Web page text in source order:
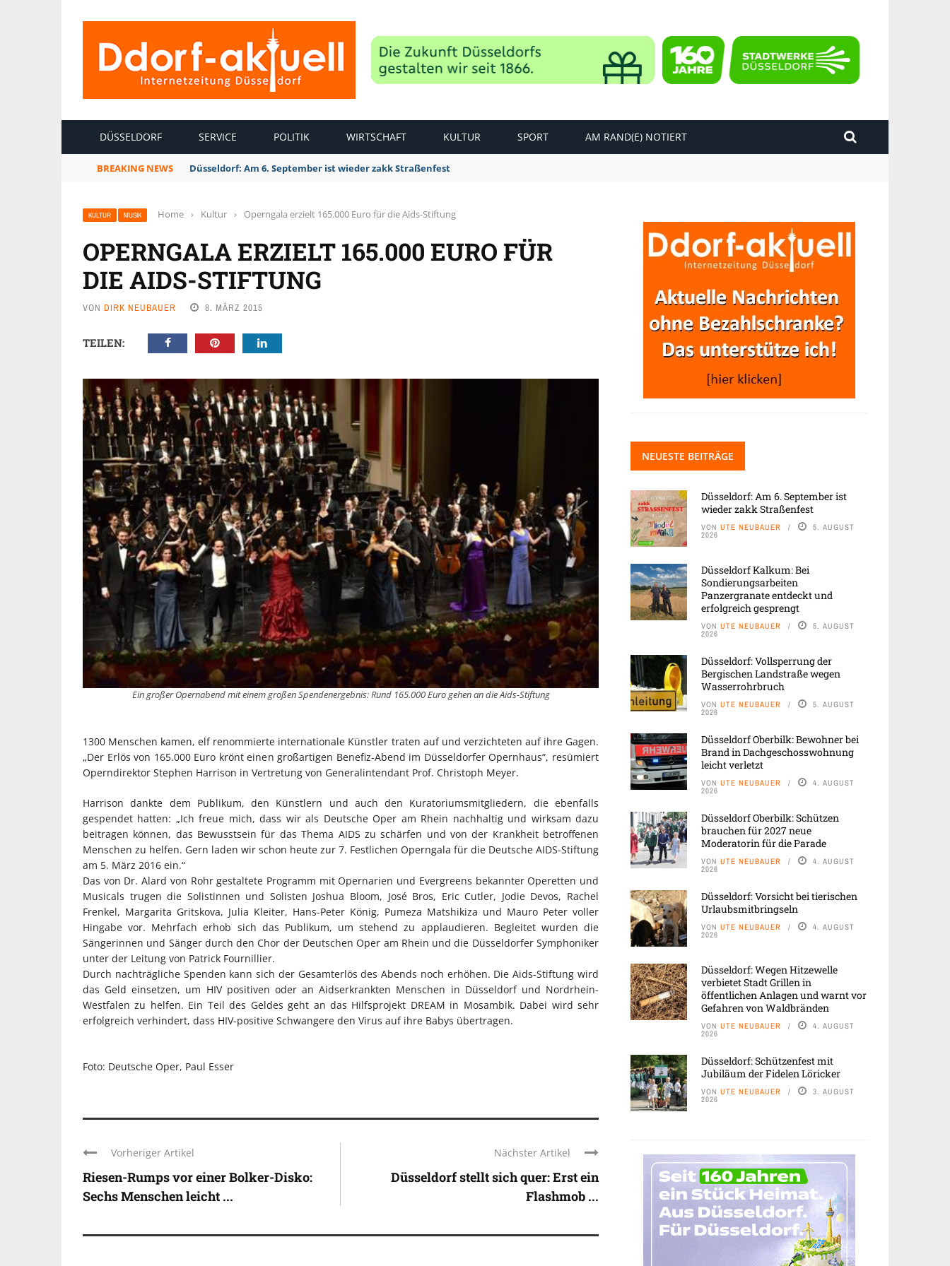
DÜSSELDORF SERVICE POLITIK WIRTSCHAFT KULTUR SPORT AM RAND(E) NOTIERT
BREAKING NEWS Düsseldorf: Am 6. September ist wieder zakk Straßenfest
KULTUR MUSIK Home › Kultur › Operngala erzielt 165.000 Euro für die Aids-Stiftung
OPERNGALA ERZIELT 165.000 EURO FÜR
DIE AIDS-STIFTUNG
VON DIRK NEUBAUER 8. MÄRZ 2015
TEILEN:
Ein großer Opernabend mit einem großen Spendenergebnis: Rund 165.000 Euro gehen an die Aids-Stiftung
1300 Menschen kamen, elf renommierte internationale Künstler traten auf und verzichteten auf ihre Gagen.
„Der Erlös von 165.000 Euro krönt einen großartigen Benefiz-Abend im Düsseldorfer Opernhaus“, resümiert
Operndirektor Stephen Harrison in Vertretung von Generalintendant Prof. Christoph Meyer.
Harrison dankte dem Publikum, den Künstlern und auch den Kuratoriumsmitgliedern, die ebenfalls
gespendet hatten: „Ich freue mich, dass wir als Deutsche Oper am Rhein nachhaltig und wirksam dazu
beitragen können, das Bewusstsein für das Thema AIDS zu schärfen und von der Krankheit betroffenen
Menschen zu helfen. Gern laden wir schon heute zur 7. Festlichen Operngala für die Deutsche AIDS-Stiftung
am 5. März 2016 ein.“
Das von Dr. Alard von Rohr gestaltete Programm mit Opernarien und Evergreens bekannter Operetten und
Musicals trugen die Solistinnen und Solisten Joshua Bloom, José Bros, Eric Cutler, Jodie Devos, Rachel
Frenkel, Margarita Gritskova, Julia Kleiter, Hans-Peter König, Pumeza Matshikiza und Mauro Peter voller
Hingabe vor. Mehrfach erhob sich das Publikum, um stehend zu applaudieren. Begleitet wurden die
Sängerinnen und Sänger durch den Chor der Deutschen Oper am Rhein und die Düsseldorfer Symphoniker
unter der Leitung von Patrick Fournillier.
Durch nachträgliche Spenden kann sich der Gesamterlös des Abends noch erhöhen. Die Aids-Stiftung wird
das Geld einsetzen, um HIV positiven oder an Aidserkrankten Menschen in Düsseldorf und Nordrhein-
Westfalen zu helfen. Ein Teil des Geldes geht an das Hilfsprojekt DREAM in Mosambik. Dabei wird sehr
erfolgreich verhindert, dass HIV-positive Schwangere den Virus auf ihre Babys übertragen.
Foto: Deutsche Oper, Paul Esser
Vorheriger Artikel
Riesen-Rumps vor einer Bolker-Disko:
Sechs Menschen leicht ...
Nächster Artikel
Düsseldorf stellt sich quer: Erst ein
Flashmob ...
NEUESTE BEITRÄGE
Düsseldorf: Am 6. September ist
wieder zakk Straßenfest
VON UTE NEUBAUER 5. AUGUST
2026
Düsseldorf Kalkum: Bei
Sondierungsarbeiten
Panzergranate entdeckt und
erfolgreich gesprengt
VON UTE NEUBAUER 5. AUGUST
2026
Düsseldorf: Vollsperrung der
Bergischen Landstraße wegen
Wasserrohrbruch
VON UTE NEUBAUER 5. AUGUST
2026
Düsseldorf Oberbilk: Bewohner bei
Brand in Dachgeschosswohnung
leicht verletzt
VON UTE NEUBAUER 4. AUGUST
2026
Düsseldorf Oberbilk: Schützen
brauchen für 2027 neue
Moderatorin für die Parade
VON UTE NEUBAUER 4. AUGUST
2026
Düsseldorf: Vorsicht bei tierischen
Urlaubsmitbringseln
VON UTE NEUBAUER 4. AUGUST
2026
Düsseldorf: Wegen Hitzewelle
verbietet Stadt Grillen in
öffentlichen Anlagen und warnt vor
Gefahren von Waldbränden
VON UTE NEUBAUER 4. AUGUST
2026
Düsseldorf: Schützenfest mit
Jubiläum der Fidelen Löricker
VON UTE NEUBAUER 3. AUGUST
2026